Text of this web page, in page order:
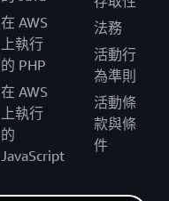
在 AWS
上執行
的 PHP
在 AWS
上執行
的
JavaScript
法務
活動行
為準則
活動條
款與條
件